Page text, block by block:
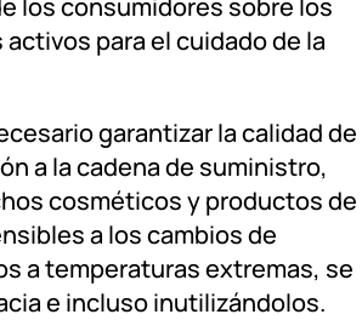
para el cuidado de la
garantizar la calidad de
a la cadena de suministro,
cosméticos y productos de
a los cambios de
a temperaturas extremas, se
e incluso inutilizándolos.